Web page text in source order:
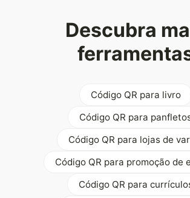
Descubra
Código QR para livro
Código QR para
Código QR para lojas de
Código QR para promoção de
Código QR para